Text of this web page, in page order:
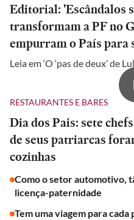
Editorial: 'Escândalos
transformam a PF no
empurram o País para
Leia em ‘O ‘pas de deux’ de
RESTAURANTES E BARES
Dia dos Pais: sete
de seus patriarcas
cozinhas
Como o setor automotivo,
licença-paternidade
Tem uma viagem para cada